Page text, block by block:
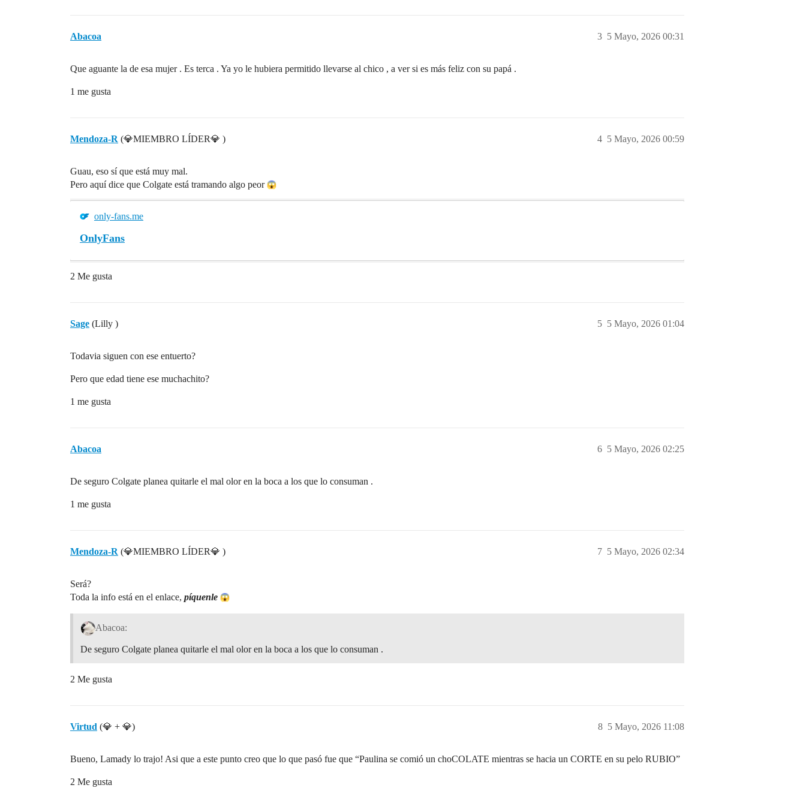
Abacoa 5 Mayo, 2026 00:31
3
Que aguante la de esa mujer . Es terca . Ya yo le hubiera permitido llevarse al chico , a ver si es más feliz con su papá .
1 me gusta
Mendoza-R (💎MIEMBRO LÍDER💎 ) 5 Mayo, 2026 00:59
4
Guau, eso sí que está muy mal.
Pero aquí dice que Colgate está tramando algo peor
only-fans.me
OnlyFans
2 Me gusta
Sage (Lilly ) 5 Mayo, 2026 01:04
5
Todavia siguen con ese entuerto?
Pero que edad tiene ese muchachito?
1 me gusta
Abacoa 5 Mayo, 2026 02:25
6
De seguro Colgate planea quitarle el mal olor en la boca a los que lo consuman .
1 me gusta
Mendoza-R (💎MIEMBRO LÍDER💎 ) 5 Mayo, 2026 02:34
7
Será?
Toda la info está en el enlace, píquenle
Abacoa:
De seguro Colgate planea quitarle el mal olor en la boca a los que lo consuman .
2 Me gusta
Virtud (💎 + 💎) 5 Mayo, 2026 11:08
8
Bueno, Lamady lo trajo! Asi que a este punto creo que lo que pasó fue que “Paulina se comió un choCOLATE mientras se hacia un CORTE en su pelo RUBIO”
2 Me gusta